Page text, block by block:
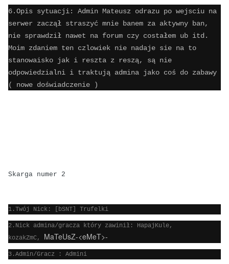
6.Opis sytuacji: Admin Mateusz odrazu po wejsciu na
serwer zaczął straszyć mnie banem za aktywny ban,
nie sprawdził nawet na forum czy costałem ub itd.
Moim zdaniem ten czlowiek nie nadaje sie na to
stanowaisko jak i reszta z reszą, są nie
odpowiedzialni i traktują admina jako coś do zabawy
( nowe doświadczenie )
Skarga numer 2
1.Twój Nick: [bSNT] Trufelki
2.Nick admina/gracza który zawinił: HapajKule,
kozakZmC, MaTeUsZ-<eMeT>-
3.Admin/Gracz : Admini